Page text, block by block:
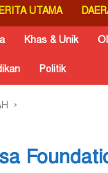
UTAMA
Khas & Unik
Politik